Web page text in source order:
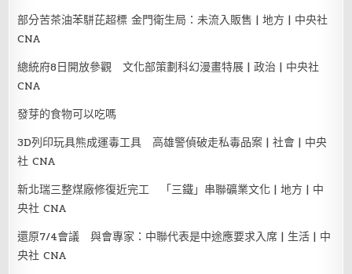
部分苦茶油苯駢芘超標 金門衛生局：未流入販售 | 地方 | 中央社
CNA
總統府8日開放參觀 文化部策劃科幻漫畫特展 | 政治 | 中央社
CNA
發芽的食物可以吃嗎
3D列印玩具熊成運毒工具 高雄警偵破走私毒品案 | 社會 | 中央
社 CNA
新北瑞三整煤廠修復近完工 「三鐵」串聯礦業文化 | 地方 | 中
央社 CNA
還原7/4會議 與會專家：中聯代表是中途應要求入席 | 生活 | 中
央社 CNA